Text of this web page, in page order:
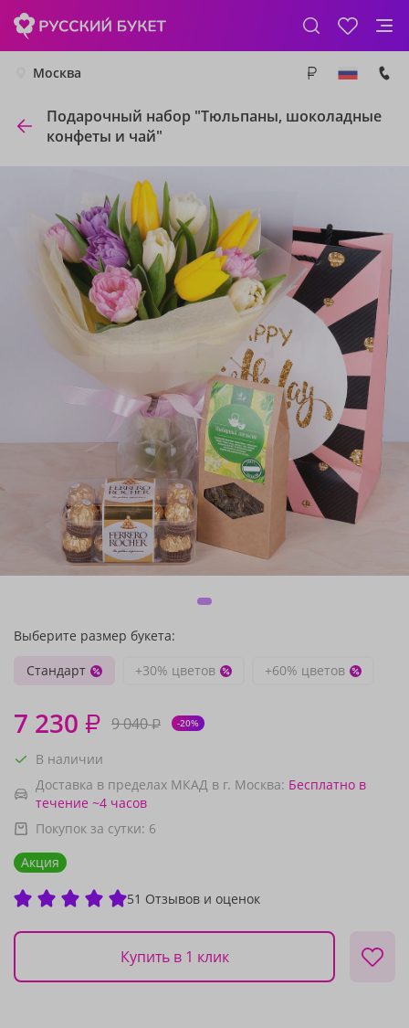
Москва
Подарочный набор "Тюльпаны, шоколадные
конфеты и чай"
Выберите размер букета:
Стандарт
+30% цветов +60% цветов
7 230 ₽ 9 040₽ -20%
В наличии
Доставка в пределах МКАД в г. Москва: Бесплатно в
течение ~4 часов
Покупок за сутки: 6
Акция
51 Отзывов и оценок
Купить в 1 клик